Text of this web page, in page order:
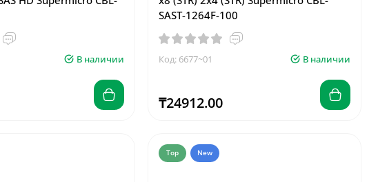
В наличии
SAST-1264F-100
Код: 6677~01 В наличии
₸24912.00
Top New